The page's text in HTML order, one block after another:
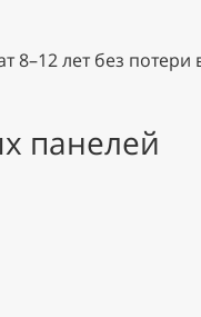
8–12 лет без
панелей